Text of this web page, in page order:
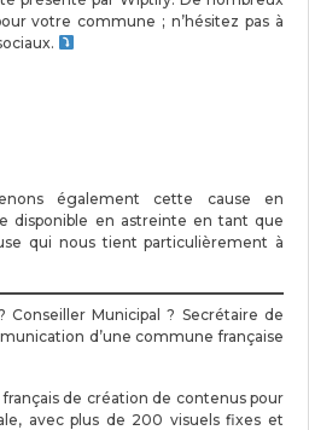
votre commune ; n’hésitez pas à
également cette cause en
disponible en astreinte en tant que
qui nous tient particulièrement à
Conseiller Municipal ? Secrétaire de
d’une commune française
de création de contenus pour
avec plus de 200 visuels fixes et